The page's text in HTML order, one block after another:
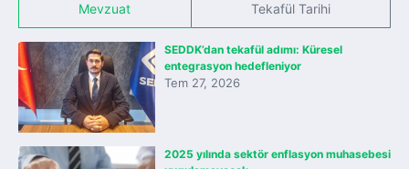
Mevzuat Tekafül Tarihi
SEDDK’dan tekafül adımı: Küresel
entegrasyon hedefleniyor
Tem 27, 2026
2025 yılında sektör enflasyon muhasebesi